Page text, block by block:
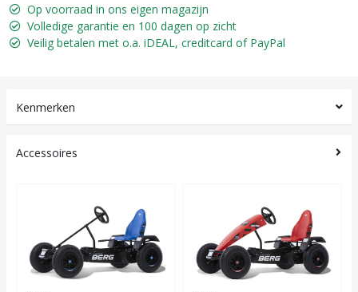
Op voorraad in ons eigen magazijn
Volledige garantie en 100 dagen op zicht
Veilig betalen met o.a. iDEAL, creditcard of PayPal
Kenmerken
Accessoires